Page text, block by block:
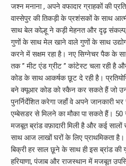
जश्न मनाना , अपने वफादार ग्राहकों की
वास्सेपुर की तिकड़ी के प्रशंसकों के साथ
साथ बेल कोल्हू ने कड़ी मेहनत और दृढ़
गुणों के साथ मेल खाने वाले गुणों के साथ
करने में सक्षम रहा है। नए सिग्नेचर पैक के
तक ” मीट एंड ग्रीट ” कांटेस्ट चला रही है
कोड के साथ आकर्षक छूट दे रही है।
बने क्यूआर कोड को स्कैन कर सकते हैं जो
पुनर्निर्देशित करेगा जहाँ वे अपने जानकारी
एम्बेसडर से मिलने का मौका पा सकते हैं। 50
मजबूत ब्रांड वफ़ादारी मिली है और कई सालों
साथ आज लाखों घरों के लिए प्राथमिकता है।
बिक्री हर साल छूने के साथ ही इस ब्रांड की
हरियाणा, पंजाब और राजस्थान में मजबूत